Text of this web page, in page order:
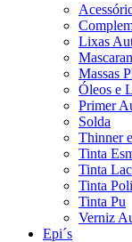
Lixas
Massas
Óleos e
Primer
Solda
Thinner
Tinta
Tinta
Tinta
Tinta Pu
Verniz
Epi´s